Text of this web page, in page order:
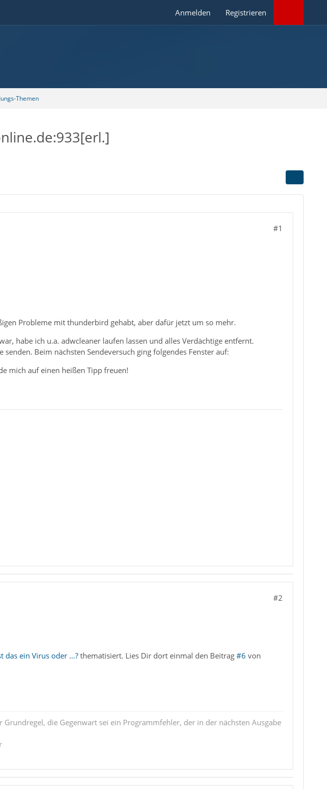
Anmelden Registrieren
Themen
#1
Probleme mit thunderbird gehabt, aber dafür jetzt um so mehr.
habe ich u.a. adwcleaner laufen lassen und alles Verdächtige entfernt.
Beim nächsten Sendeversuch ging folgendes Fenster auf:
mich auf einen heißen Tipp freuen!
#2
das ein Virus oder ...?thematisiert. Lies Dir dort einmal den Beitrag #6 von
die Gegenwart sei ein Programmfehler, der in der nächsten Ausgabe